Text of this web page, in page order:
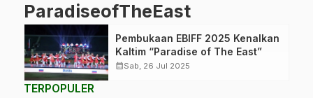
ParadiseofTheEast
Pembukaan EBIFF 2025 Kenalkan
Kaltim “Paradise of The East”
calendar_monthSab, 26 Jul 2025
TERPOPULER